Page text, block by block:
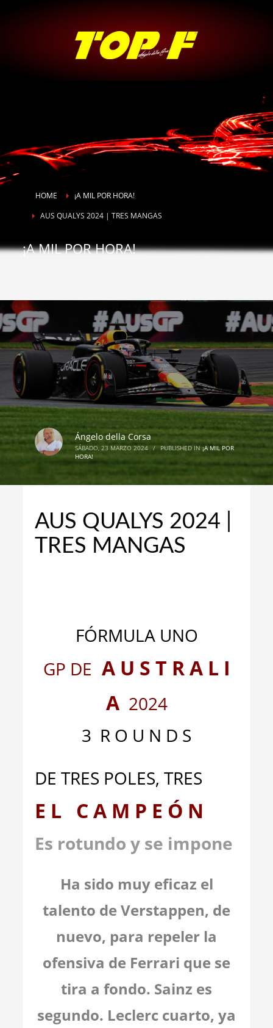
HOME
¡A MIL POR HORA!
AUS QUALYS 2024 | TRES MANGAS
¡A MIL POR HORA!
Ángelo della Corsa
SÁBADO, 23 MARZO 2024 / PUBLISHED IN¡A MIL POR
HORA!
AUS QUALYS 2024 |
TRES MANGAS
FÓRMULA UNO
GP DE A U S T R A L I
A 2024
3 R O U N D S
DE TRES POLES, TRES
E L C A M P E Ó N
Es rotundo y se impone
Ha sido muy eficaz el
talento de Verstappen, de
nuevo, para repeler la
ofensiva de Ferrari que se
tira a fondo. Sainz es
segundo. Leclerc cuarto, ya